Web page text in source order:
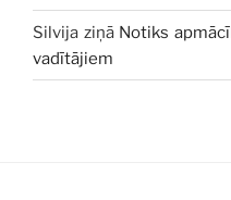
Silvija ziņā Notiks
vadītājiem